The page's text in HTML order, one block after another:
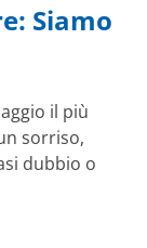
Siamo
il più
sorriso,
dubbio o